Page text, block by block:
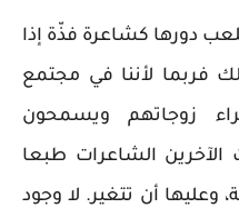
دورها كشاعرة فذّة إذا
فربما لأننا في مجتمع
زوجاتهم ويسمحون
الشاعرات طبعا
وعليها أن تتغير. لا وجود